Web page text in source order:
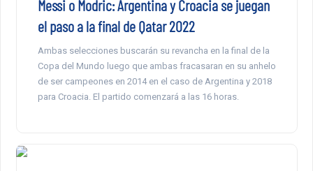
Messi o Modric: Argentina y Croacia se juegan
el paso a la final de Qatar 2022
Ambas selecciones buscarán su revancha en la final de la
Copa del Mundo luego que ambas fracasaran en su anhelo
de ser campeones en 2014 en el caso de Argentina y 2018
para Croacia. El partido comenzará a las 16 horas.